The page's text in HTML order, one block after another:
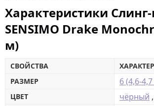
Характеристики
SENSIMO Drake
м)
СВОЙСТВА
РАЗМЕР
6 (4,6-
ЦВЕТ чёрный ,